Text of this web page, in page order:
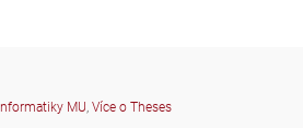
MU, Více o Theses